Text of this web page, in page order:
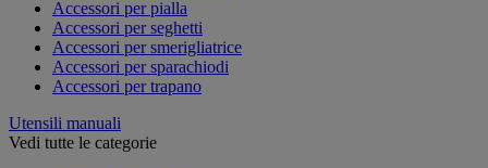
Accessori per pialla
Accessori per seghetti
Accessori per smerigliatrice
Accessori per sparachiodi
Accessori per trapano
Utensili manuali
Vedi tutte le categorie